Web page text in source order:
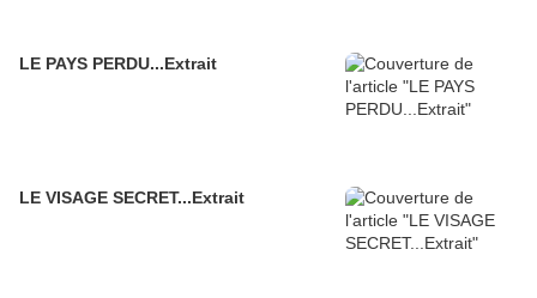
LE PAYS PERDU...Extrait
LE VISAGE SECRET...Extrait